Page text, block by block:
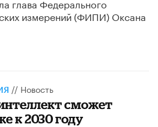
глава Федерального
измерений (ФИПИ) Оксана
// Новость
сможет
к 2030 году